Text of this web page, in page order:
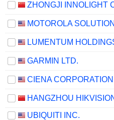
GARMIN LTD.
CIENA CORPORATION
UBIQUITI INC.